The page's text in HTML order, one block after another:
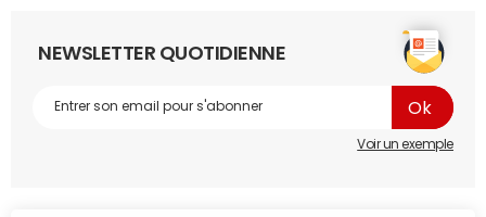
NEWSLETTER QUOTIDIENNE
Voir un exemple